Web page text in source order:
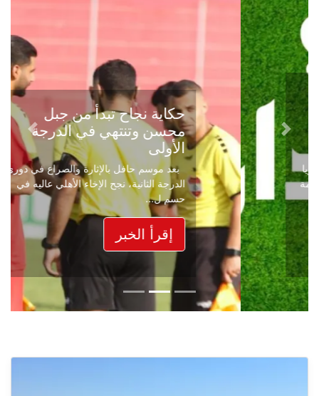
حكاية نجاح تبدأ من جبل
محسن وتنتهي في الدرجة
الأولى
بعد موسم حافل بالإثارة والصراع في دوري
الدرجة الثانية، نجح الإخاء الأهلي عاليه في
حسم ل...
إقرأ الخبر
Previous
Next